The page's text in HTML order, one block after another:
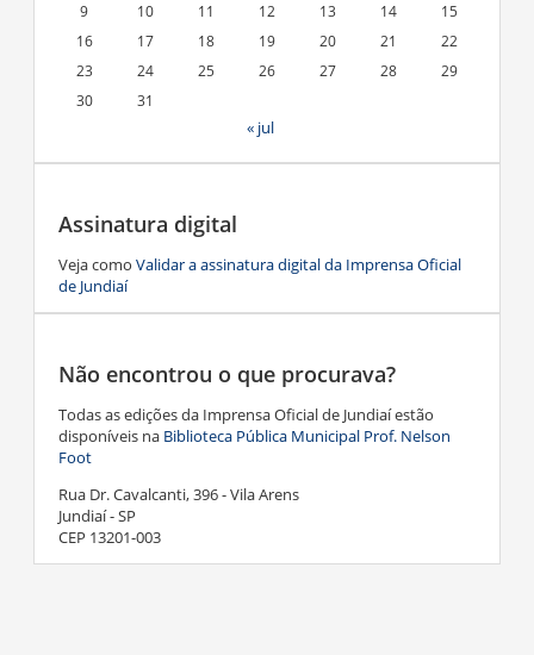
9
10 11 12 13 14
15
16
17 18 19 20 21
22
23
24 25 26 27 28
29
30
31
« jul
Assinatura digital
Veja como Validar a assinatura digital da Imprensa Oficial
de Jundiaí
Não encontrou o que procurava?
Todas as edições da Imprensa Oficial de Jundiaí estão
disponíveis na Biblioteca Pública Municipal Prof. Nelson
Foot
Rua Dr. Cavalcanti, 396 - Vila Arens
Jundiaí - SP
CEP 13201-003